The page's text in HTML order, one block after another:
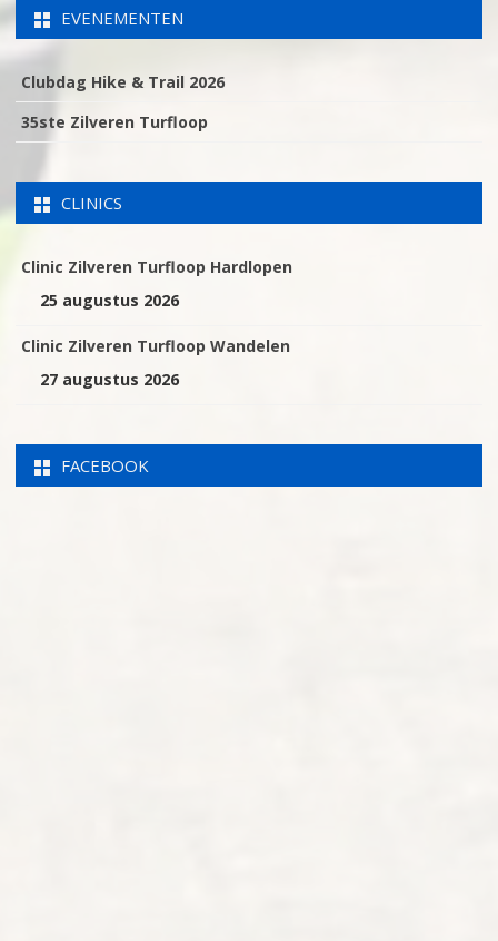
EVENEMENTEN
Clubdag Hike & Trail 2026
35ste Zilveren Turfloop
CLINICS
Clinic Zilveren Turfloop Hardlopen
25 augustus 2026
Clinic Zilveren Turfloop Wandelen
27 augustus 2026
FACEBOOK